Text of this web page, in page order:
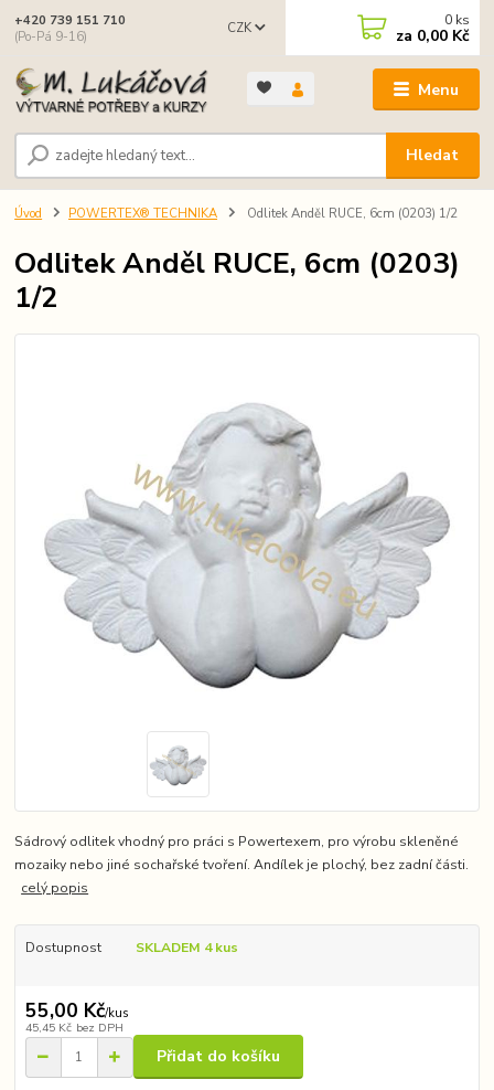
Menu
CZK
Hledat
+420 739 151 710
(Po-Pá 9-16)
0 ks
za 0,00 Kč
Úvod POWERTEX® TECHNIKA Odlitek Anděl RUCE, 6cm (0203) 1/2
Odlitek Anděl RUCE, 6cm (0203)
1/2
Sádrový odlitek vhodný pro práci s Powertexem, pro výrobu skleněné
mozaiky nebo jiné sochařské tvoření. Andílek je plochý, bez zadní části.
celý popis
Dostupnost SKLADEM 4 kus
55,00 Kč/kus
45,45 Kč bez DPH
Přidat do košíku